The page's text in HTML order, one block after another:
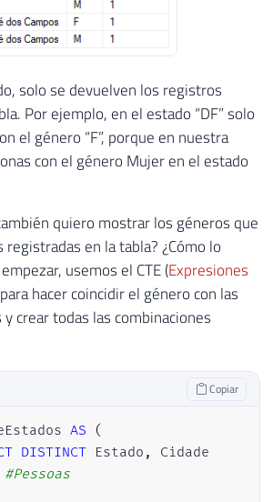
solo se devuelven los registros
Por ejemplo, en el estado “DF” solo
el género “F”, porque en nuestra
con el género Mujer en el estado
quiero mostrar los géneros que
en la tabla? ¿Cómo lo
usemos el CTE (Expresiones
hacer coincidir el género con las
crear todas las combinaciones
Copiar
AS
(
DISTINCT Estado ,
Cidade
#Pessoas